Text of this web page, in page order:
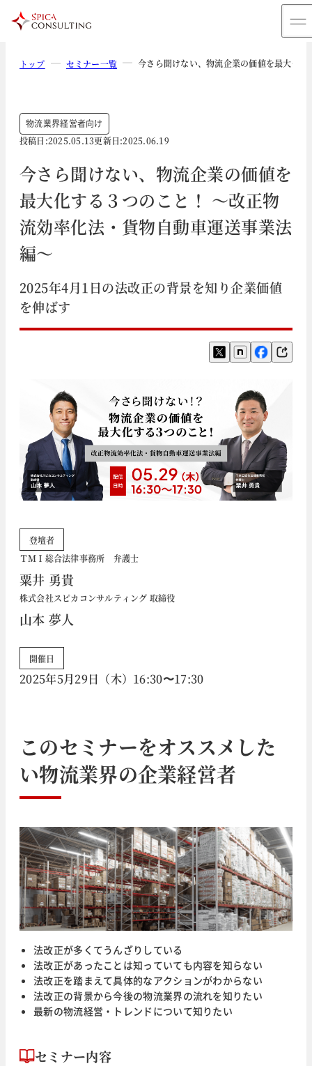
トップ セミナー一覧 今さら聞けない、物流企業の価値を最大化
物流業界経営者向け
投稿日:2025.05.13更新日:2025.06.19
今さら聞けない、物流企業の価値を
最大化する３つのこと！ ～改正物
流効率化法・貨物自動車運送事業法
編～
2025年4月1日の法改正の背景を知り企業価値
を伸ばす
登壇者
ＴＭＩ総合法律事務所 弁護士
粟井 勇貴
株式会社スピカコンサルティング 取締役
山本 夢人
開催日
2025年5月29日（木）16:30〜17:30
このセミナーをオススメした
い物流業界の企業経営者
法改正が多くてうんざりしている
法改正があったことは知っていても内容を知らない
法改正を踏まえて具体的なアクションがわからない
法改正の背景から今後の物流業界の流れを知りたい
最新の物流経営・トレンドについて知りたい
セミナー内容